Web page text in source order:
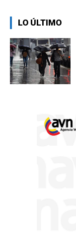
LO ÚLTIMO